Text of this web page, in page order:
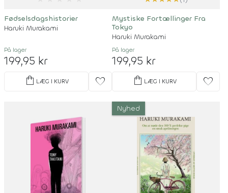
Fødselsdagshistorier
Haruki Murakami
På lager
199,95 kr
shopping_bag LÆG I KURV favorite
Mystiske Fortællinger Fra
Tokyo
Haruki Murakami
På lager
199,95 kr
shopping_bag LÆG I KURV favorite
Nyhed